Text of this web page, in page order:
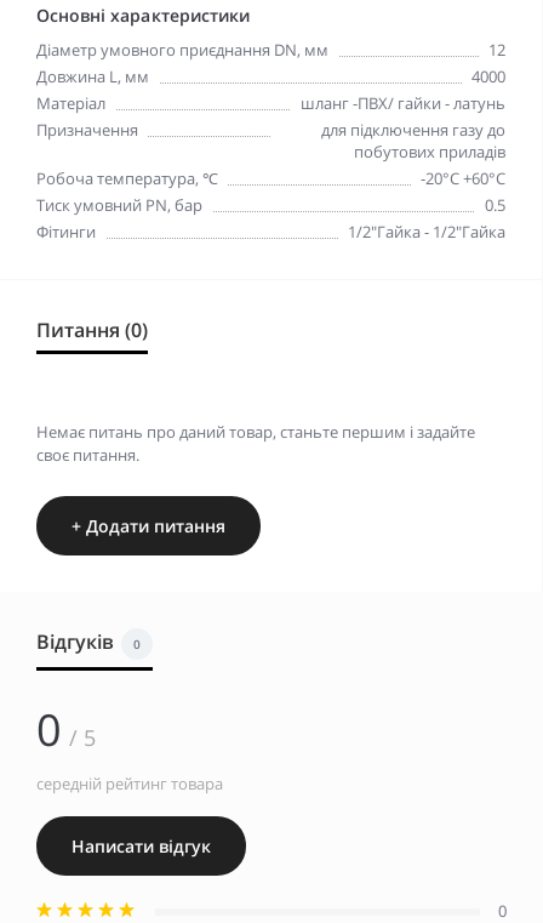
Основні характеристики
Діаметр умовного приєднання DN, мм
12
Довжина L, мм
4000
Матеріал
шланг -ПВХ/ гайки - латунь
Призначення
для підключення газу до
побутових приладів
Робоча температура, ℃
-20°С +60°С
Тиск умовний PN, бар
0.5
Фітинги
1/2"Гайка - 1/2"Гайка
Питання (0)
Немає питань про даний товар, станьте першим і задайте
своє питання.
+ Додати питання
Відгуків 0
0 / 5
середній рейтинг товара
Написати відгук
0